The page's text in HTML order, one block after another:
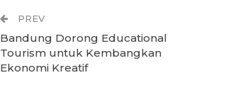
PREV
Bandung Dorong Educational
Tourism untuk Kembangkan
Ekonomi Kreatif